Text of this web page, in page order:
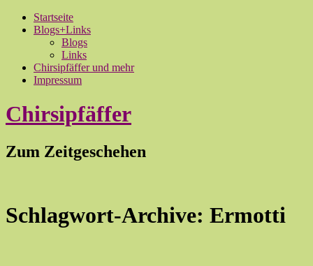
Startseite
Blogs+Links
Blogs
Links
Chirsipfäffer und mehr
Impressum
Chirsipfäffer
Zum Zeitgeschehen
Schlagwort-Archive: Ermotti